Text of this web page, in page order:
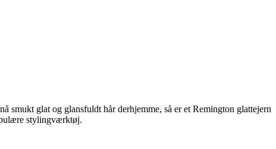
smukt glat og glansfuldt hår derhjemme, så er et Remington glattejern
stylingværktøj.